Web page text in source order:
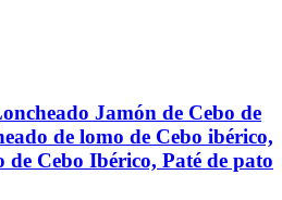
Jamón de Cebo de
de lomo de Cebo ibérico,
de Cebo Ibérico, Paté de pato